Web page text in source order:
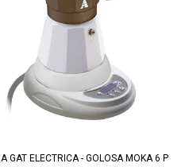
GAT ELECTRICA - GOLOSA MOKA 6 P